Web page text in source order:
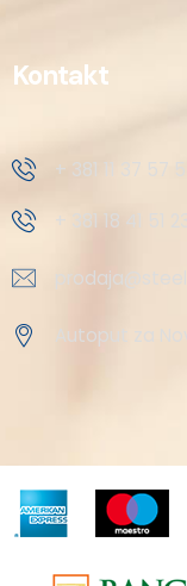
Kontakt
+ 381 11 37 57
+ 381 18 41 51
Autoput za